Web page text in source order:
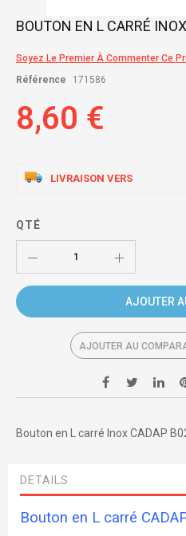
Skip
beginning
of
images
gallery
BOUTON EN L CARRÉ
Soyez Le Premier À Commenter Ce
Référence
171586
8,60 €
LIVRAISON VERS
QTÉ
AJOUTER
AJOUTER AU
Bouton en L carré Inox CADAP
DETAILS
Bouton en L carré